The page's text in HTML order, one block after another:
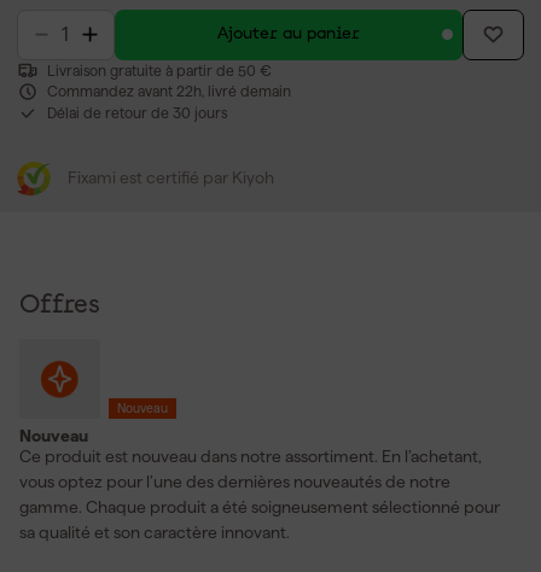
Ajouter au panier
Livraison gratuite à partir de 50 €
Commandez avant 22h, livré demain
Délai de retour de 30 jours
Fixami est certifié par Kiyoh
Offres
Nouveau
Nouveau
Ce produit est nouveau dans notre assortiment. En l’achetant,
vous optez pour l’une des dernières nouveautés de notre
gamme. Chaque produit a été soigneusement sélectionné pour
sa qualité et son caractère innovant.